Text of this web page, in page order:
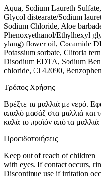
Aqua, Sodium Laureth
Glycol distearate/Sodium
Sodium Chloride, Aloe
Phenoxyethanol/Ethylhexyl
ylang) flower oil, Cocamide
Potassium sorbate, Clitoria
Disodium EDTA, Sodium
chloride, Cl 42090,
Τρόπος Χρήσης
Βρέξτε τα μαλλιά με νερό.
απαλό μασάζ στα μαλλιά και
καλά το προϊόν από τα μαλλιά
Προειδοποιήσεις
Keep out of reach of children
with eyes. If contact occurs,
Discontinue use if irritation